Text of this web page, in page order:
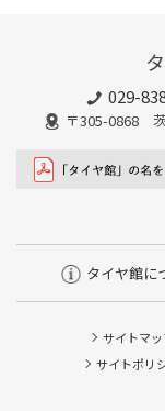
029-
〒305-0868
タイヤ館に
サイトマ
サイトポリ